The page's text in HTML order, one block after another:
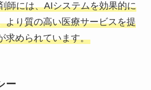
師には、AIシステムを効果的に
より質の高い医療サービスを提
求められています。
ー